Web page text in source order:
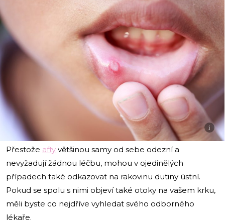
i
Přestože afty většinou samy od sebe odezní a
nevyžadují žádnou léčbu, mohou v ojedinělých
případech také odkazovat na rakovinu dutiny ústní.
Pokud se spolu s nimi objeví také otoky na vašem krku,
měli byste co nejdříve vyhledat svého odborného
lékaře.